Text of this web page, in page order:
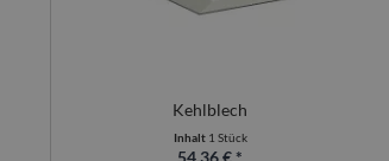
Kehlblech
Inhalt 1 Stück
54,36 € *